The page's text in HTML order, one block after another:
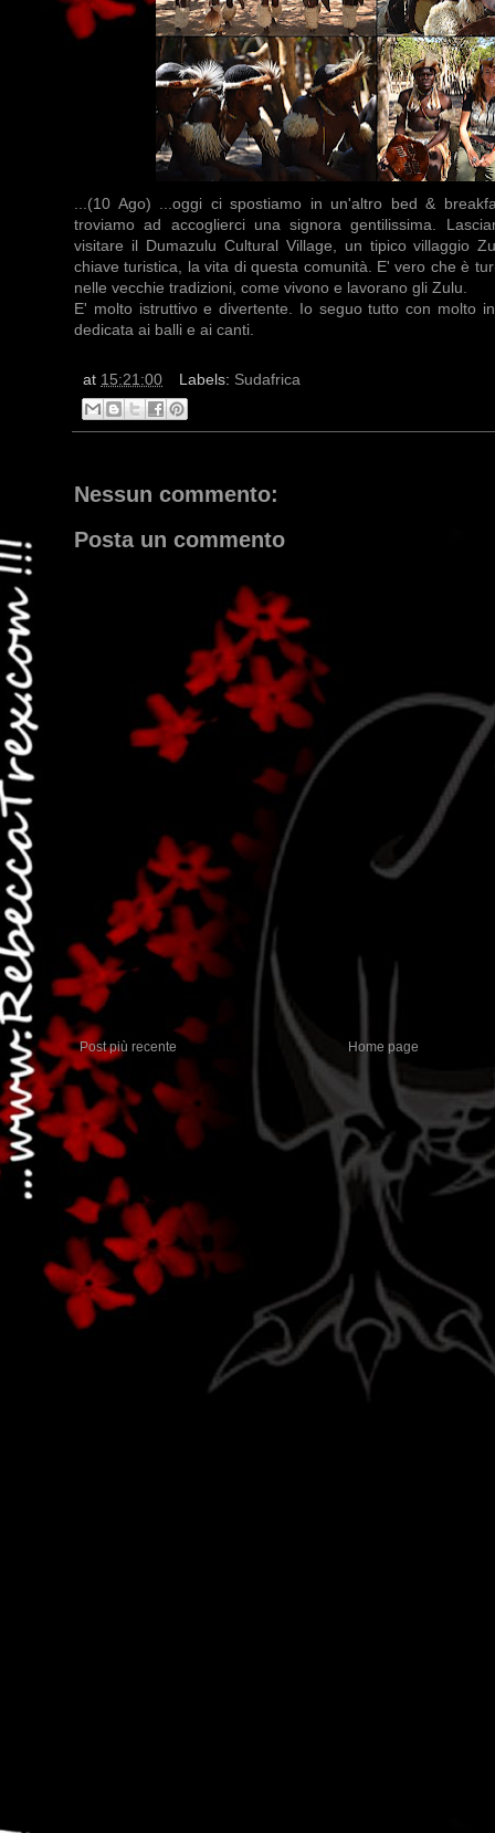
...(10 Ago) ...oggi ci spostiamo in un'altro bed &
troviamo ad accoglierci una signora gentilissima.
visitare il Dumazulu Cultural Village, un tipico villaggio
chiave turistica, la vita di questa comunità. E' vero che è
nelle vecchie tradizioni, come vivono e lavorano gli Zulu.
E' molto istruttivo e divertente. Io seguo tutto con molto
dedicata ai balli e ai canti.
at 15:21:00 Labels: Sudafrica
Nessun commento:
Posta un commento
Post più recente Home page